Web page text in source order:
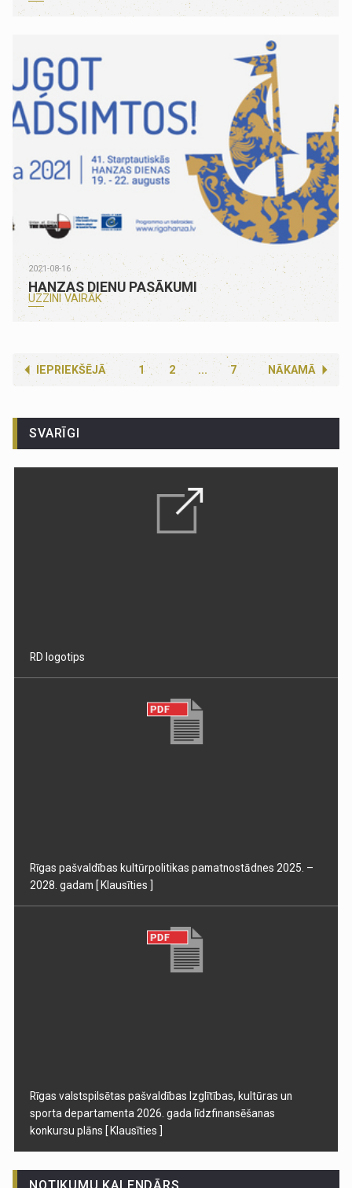
2021-08-16
HANZAS DIENU PASĀKUMI
UZZINI VAIRĀK
IEPRIEKŠĒJĀ 1 2 NĀKAMĀ
... 7
SVARĪGI
RD logotips
Rīgas pašvaldības kultūrpolitikas pamatnostādnes 2025. –
2028. gadam [ Klausīties ]
Rīgas valstspilsētas pašvaldības Izglītības, kultūras un
sporta departamenta 2026. gada līdzfinansēšanas
konkursu plāns [ Klausīties ]
NOTIKUMU KALENDĀRS